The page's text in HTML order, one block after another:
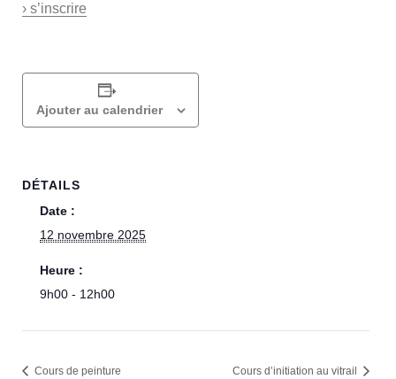
› s’inscrire
Ajouter au calendrier
DÉTAILS
Date :
12 novembre 2025
Heure :
9h00 - 12h00
Cours de peinture Cours d’initiation au vitrail